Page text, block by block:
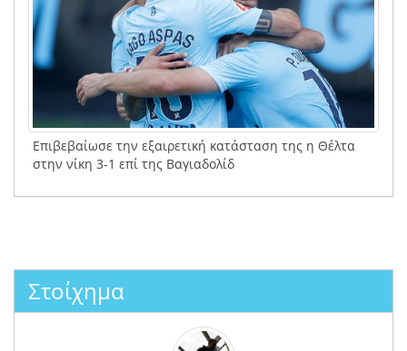
Επιβεβαίωσε την εξαιρετική κατάσταση της η Θέλτα
στην νίκη 3-1 επί της Βαγιαδολίδ
Στοίχημα